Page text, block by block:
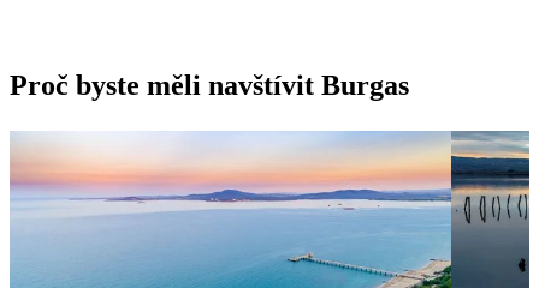
Proč byste měli navštívit Burgas